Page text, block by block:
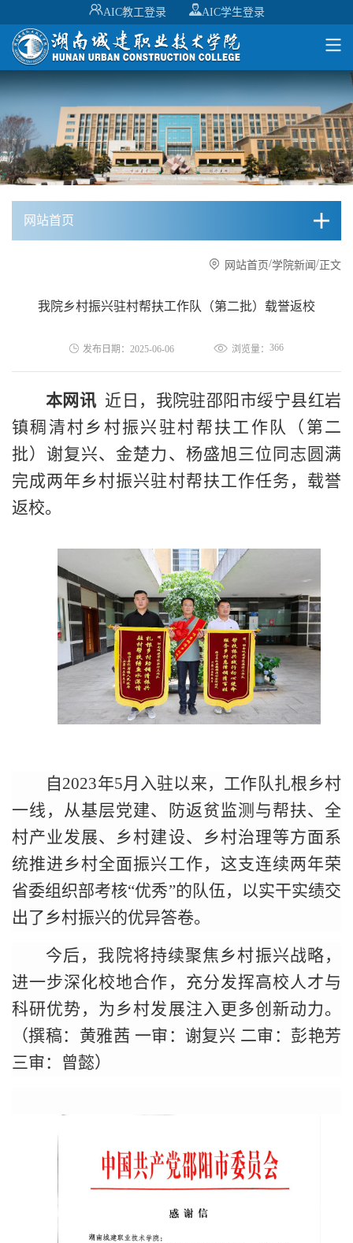
AIC教工登录 AIC学生登录
网站首页
网站首页/学院新闻 /正文
我院乡村振兴驻村帮扶工作队（第二批）载誉返校
发布日期：2025-06-06 浏览量： 366
本网讯 近日，我院驻邵阳市绥宁县红岩
镇稠清村乡村振兴驻村帮扶工作队（第二
批）谢复兴、金楚力、杨盛旭三位同志圆满
完成两年乡村振兴驻村帮扶工作任务，载誉
返校。
自2023年5月入驻以来， 工作队扎根乡村
一线，从基层党建、防返贫监测与帮扶、全
村产业发展、乡村建设、乡村治理等方面系
统推进乡村全面振兴工作，这支连续两年荣
省委组织部考核“优秀”的队伍，以实干实绩交
出了乡村振兴的优异答卷。
今后，我院将持续聚焦乡村振兴战略，
进一步深化校地合作，充分发挥高校人才与
科研优势，为乡村发展注入更多创新动力。
（撰稿：黄雅茜 一审：谢复兴 二审：彭艳芳
三审：曾懿）